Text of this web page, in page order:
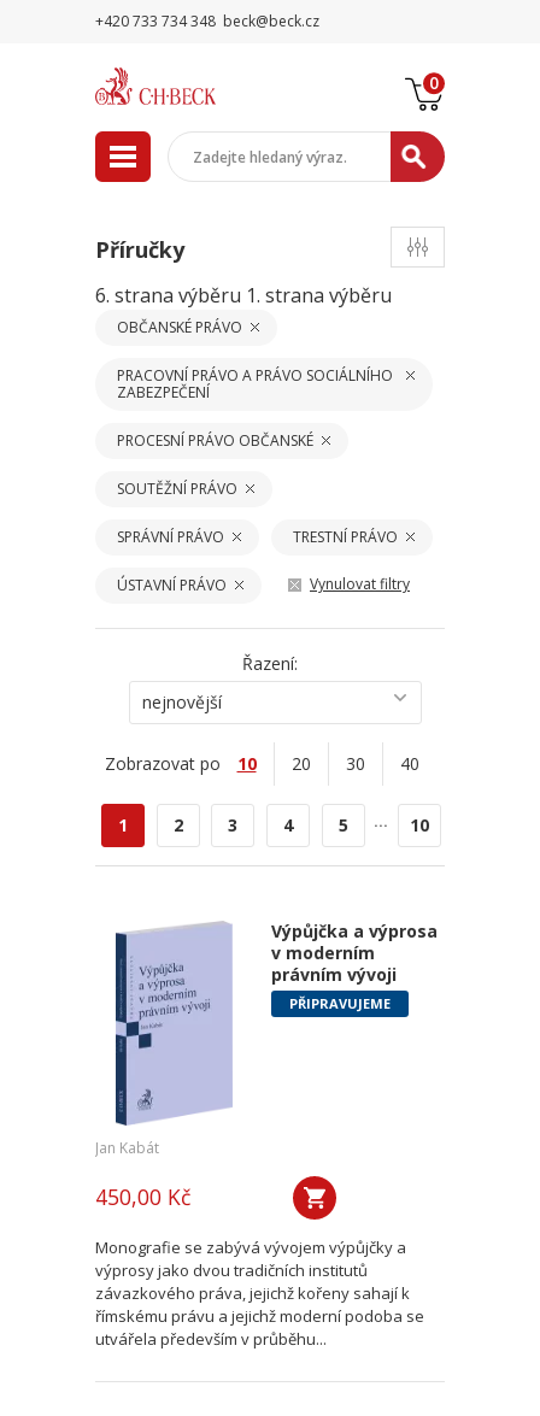
+420 733 734 348 beck@beck.cz
0
Příručky
6. strana výběru 1. strana výběru
OBČANSKÉ PRÁVO
PRACOVNÍ PRÁVO A PRÁVO SOCIÁLNÍHO
ZABEZPEČENÍ
PROCESNÍ PRÁVO OBČANSKÉ
SOUTĚŽNÍ PRÁVO
SPRÁVNÍ PRÁVO TRESTNÍ PRÁVO
ÚSTAVNÍ PRÁVO Vynulovat filtry
Řazení:
nejnovější
Zobrazovat po 10 20 30 40
1 2 3 4 5 ... 10
Výpůjčka a výprosa
v moderním
právním vývoji
PŘIPRAVUJEME
Jan Kabát
450,00 Kč
Monografie se zabývá vývojem výpůjčky a
výprosy jako dvou tradičních institutů
závazkového práva, jejichž kořeny sahají k
římskému právu a jejichž moderní podoba se
utvářela především v průběhu...